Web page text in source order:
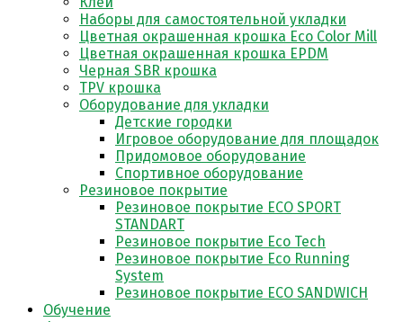
Наборы для самостоятельной укладки
Цветная окрашенная крошка Eco Color Mill
Цветная окрашенная крошка EPDM
Черная SBR крошка
TPV крошка
Оборудование для укладки
Детские городки
Игровое оборудование для площадок
Придомовое оборудование
Спортивное оборудование
Резиновое покрытие
Резиновое покрытие ECO SPORT
STANDART
Резиновое покрытие Eco Tech
Резиновое покрытие Eco Running
System
Резиновое покрытие ECO SANDWICH
Обучение